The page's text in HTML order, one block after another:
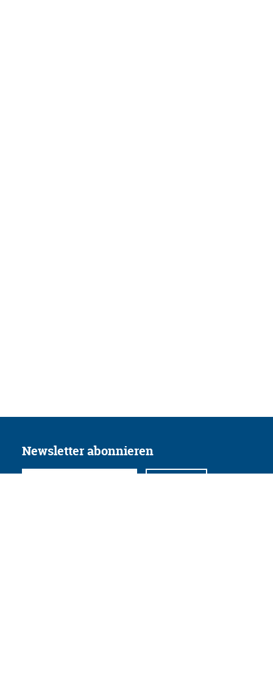
Newsletter abonnieren